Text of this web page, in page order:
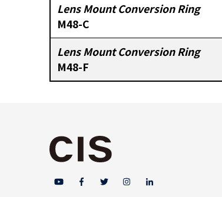
Lens Mount Conversion Ring
M48-C
Lens Mount Conversion Ring
M48-F